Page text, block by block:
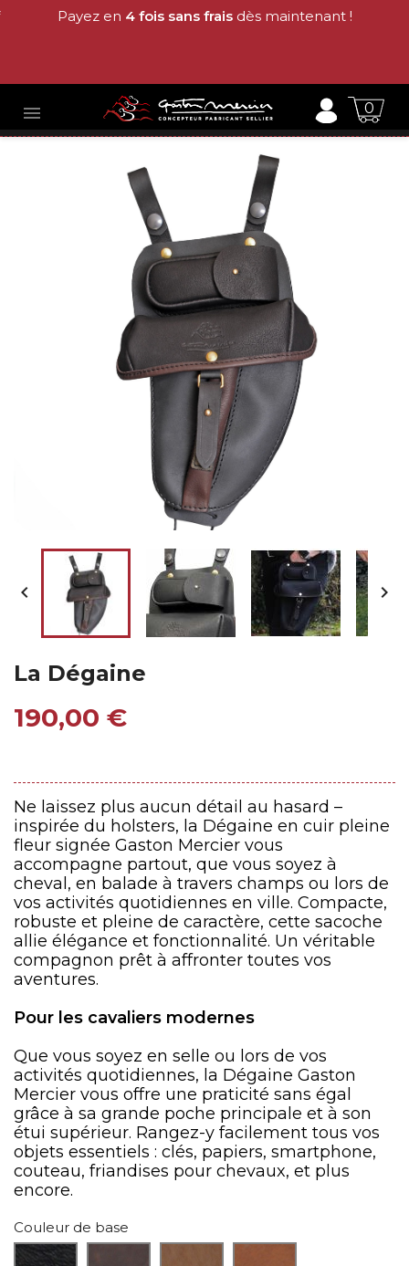
Payez en 4 fois sans fraisdès maintenant !
 0
 
La Dégaine
190,00 €
Ne laissez plus aucun détail au hasard –
inspirée du holsters, la Dégaine en cuir pleine
fleur signée Gaston Mercier vous
accompagne partout, que vous soyez à
cheval, en balade à travers champs ou lors de
vos activités quotidiennes en ville. Compacte,
robuste et pleine de caractère, cette sacoche
allie élégance et fonctionnalité. Un véritable
compagnon prêt à affronter toutes vos
aventures.
Pour les cavaliers modernes
Que vous soyez en selle ou lors de vos
activités quotidiennes, la Dégaine Gaston
Mercier vous offre une praticité sans égal
grâce à sa grande poche principale et à son
étui supérieur. Rangez-y facilement tous vos
objets essentiels : clés, papiers, smartphone,
couteau, friandises pour chevaux, et plus
encore.
Couleur de base